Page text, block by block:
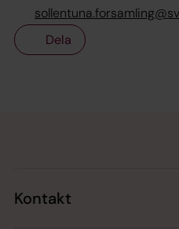
Dela
Kontakt